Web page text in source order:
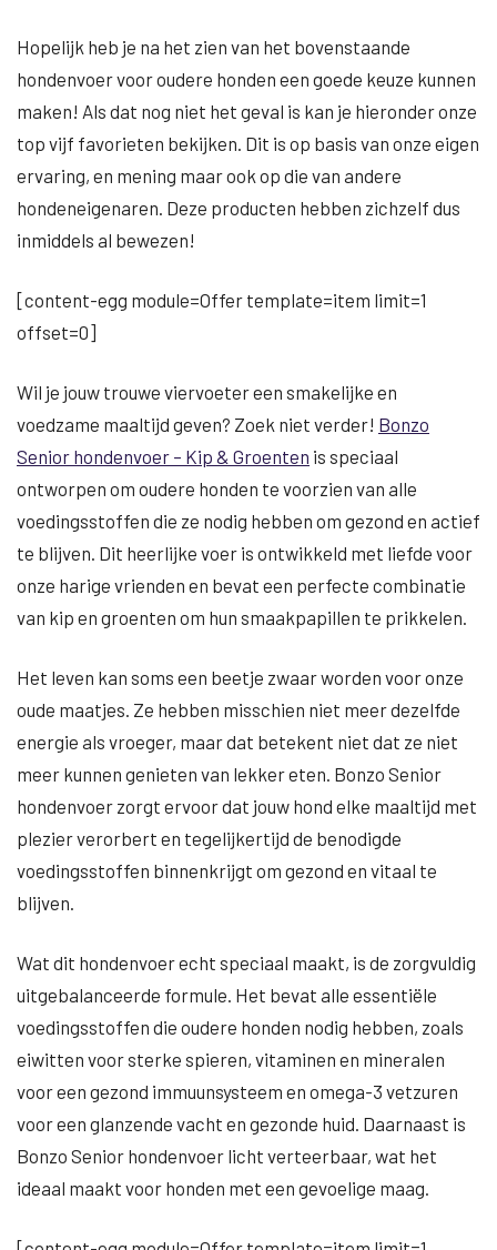
Hopelijk heb je na het zien van het bovenstaande
hondenvoer voor oudere honden een goede keuze kunnen
maken! Als dat nog niet het geval is kan je hieronder onze
top vijf favorieten bekijken. Dit is op basis van onze eigen
ervaring, en mening maar ook op die van andere
hondeneigenaren. Deze producten hebben zichzelf dus
inmiddels al bewezen!
[content-egg module=Offer template=item limit=1
offset=0]
Wil je jouw trouwe viervoeter een smakelijke en
voedzame maaltijd geven? Zoek niet verder! Bonzo
Senior hondenvoer – Kip & Groenten is speciaal
ontworpen om oudere honden te voorzien van alle
voedingsstoffen die ze nodig hebben om gezond en actief
te blijven. Dit heerlijke voer is ontwikkeld met liefde voor
onze harige vrienden en bevat een perfecte combinatie
van kip en groenten om hun smaakpapillen te prikkelen.
Het leven kan soms een beetje zwaar worden voor onze
oude maatjes. Ze hebben misschien niet meer dezelfde
energie als vroeger, maar dat betekent niet dat ze niet
meer kunnen genieten van lekker eten. Bonzo Senior
hondenvoer zorgt ervoor dat jouw hond elke maaltijd met
plezier verorbert en tegelijkertijd de benodigde
voedingsstoffen binnenkrijgt om gezond en vitaal te
blijven.
Wat dit hondenvoer echt speciaal maakt, is de zorgvuldig
uitgebalanceerde formule. Het bevat alle essentiële
voedingsstoffen die oudere honden nodig hebben, zoals
eiwitten voor sterke spieren, vitaminen en mineralen
voor een gezond immuunsysteem en omega-3 vetzuren
voor een glanzende vacht en gezonde huid. Daarnaast is
Bonzo Senior hondenvoer licht verteerbaar, wat het
ideaal maakt voor honden met een gevoelige maag.